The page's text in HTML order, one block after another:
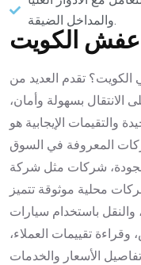
والمداخل الضيقة.
الكويت
تقدم العديد من
بسهولة وأمان،
والتقيمات الإيجابية هو
المعروفة في السوق
الجودة، شركات مثل شركة
محلية موثوقة تتميز
والنقل باستخدام سيارات
تقييمات العملاء،
الأسعار والخدمات